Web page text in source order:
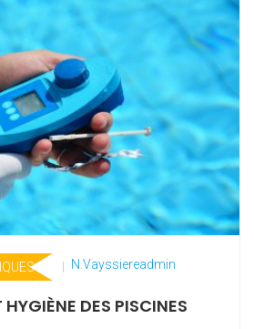
N.vayssiereadmin
DES PISCINES